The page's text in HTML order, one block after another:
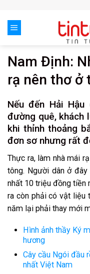
content
Nam Định:
rạ nên thơ ở
Nếu đến Hải
đường quê, khách
khi thỉnh thoảng
đơn sơ nhưng rất
Thực ra, làm nhà mái
tông. Người dân ở
nhất 10 triệu đồng tiền
ra còn phải có vật liệu
năm lại phải thay mới
Hình ảnh thầy Ký
hương
Cây cầu Ngói đầu
nhất Việt Nam